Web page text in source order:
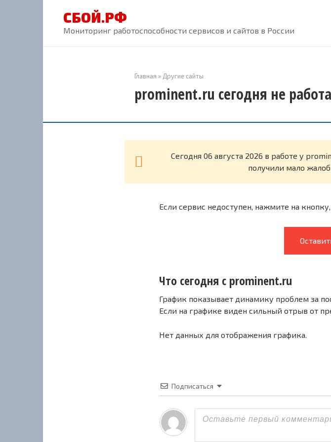
СБОЙ.РФ
Мониторинг работоспособности сервисов и сайтов в России
Главная » Другие сайты
prominent.ru сегодня не
Cегодня 06 августа 2026 в работе у
получили мало
Если сервис недоступен, нажмите на
Что сегодня с prominent.ru
График показывает динамику проблем за
Если на графике виден сильный отрыв от
Нет данных для отображения графика.
Подписаться